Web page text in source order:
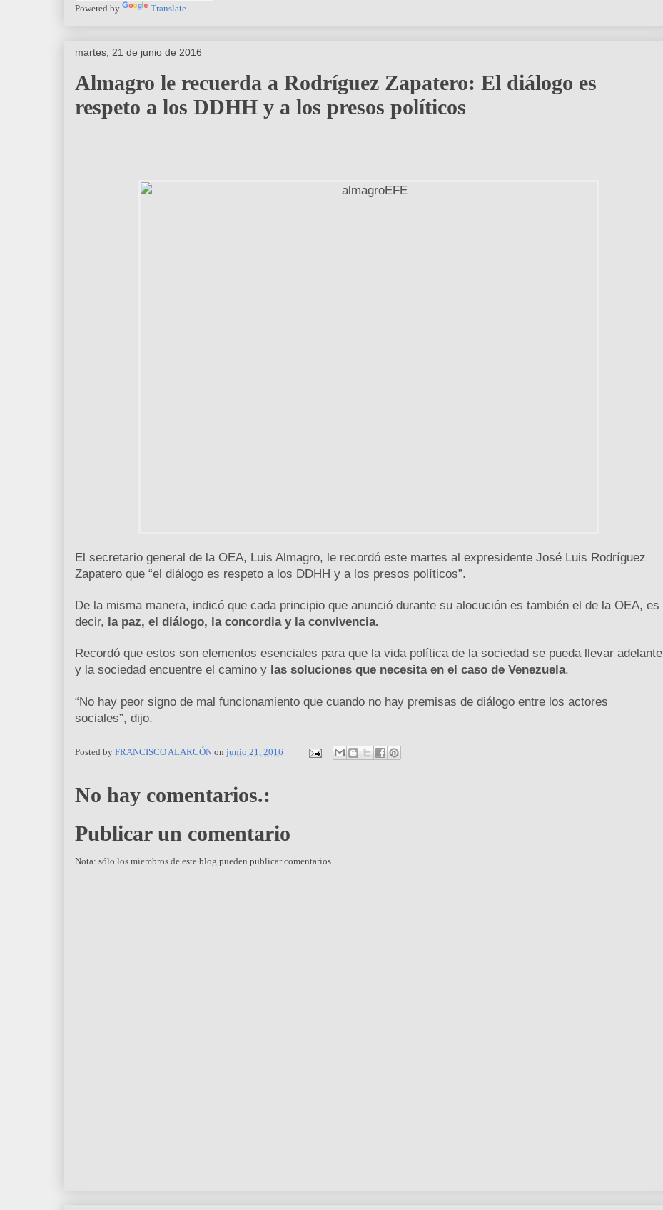
Powered by Translate
martes, 21 de junio de 2016
Almagro le recuerda a Rodríguez Zapatero: El diálogo es
respeto a los DDHH y a los presos políticos
El secretario general de la OEA, Luis Almagro, le recordó este martes al expresidente José Luis Rodríguez
Zapatero que “el diálogo es respeto a los DDHH y a los presos políticos”.
De la misma manera, indicó que cada principio que anunció durante su alocución es también el de la OEA, es
decir, la paz, el diálogo, la concordia y la convivencia.
Recordó que estos son elementos esenciales para que la vida política de la sociedad se pueda llevar adelante
y la sociedad encuentre el camino y las soluciones que necesita en el caso de Venezuela.
“No hay peor signo de mal funcionamiento que cuando no hay premisas de diálogo entre los actores
sociales”, dijo.
Posted by FRANCISCO ALARCÓN on junio 21, 2016
No hay comentarios.:
Publicar un comentario
Nota: sólo los miembros de este blog pueden publicar comentarios.